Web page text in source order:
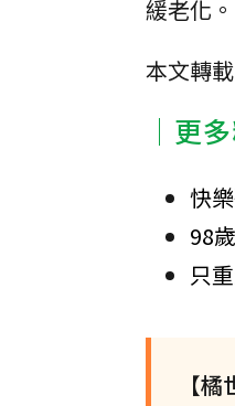
緩老化。
本文轉
│更
快
98
只
【